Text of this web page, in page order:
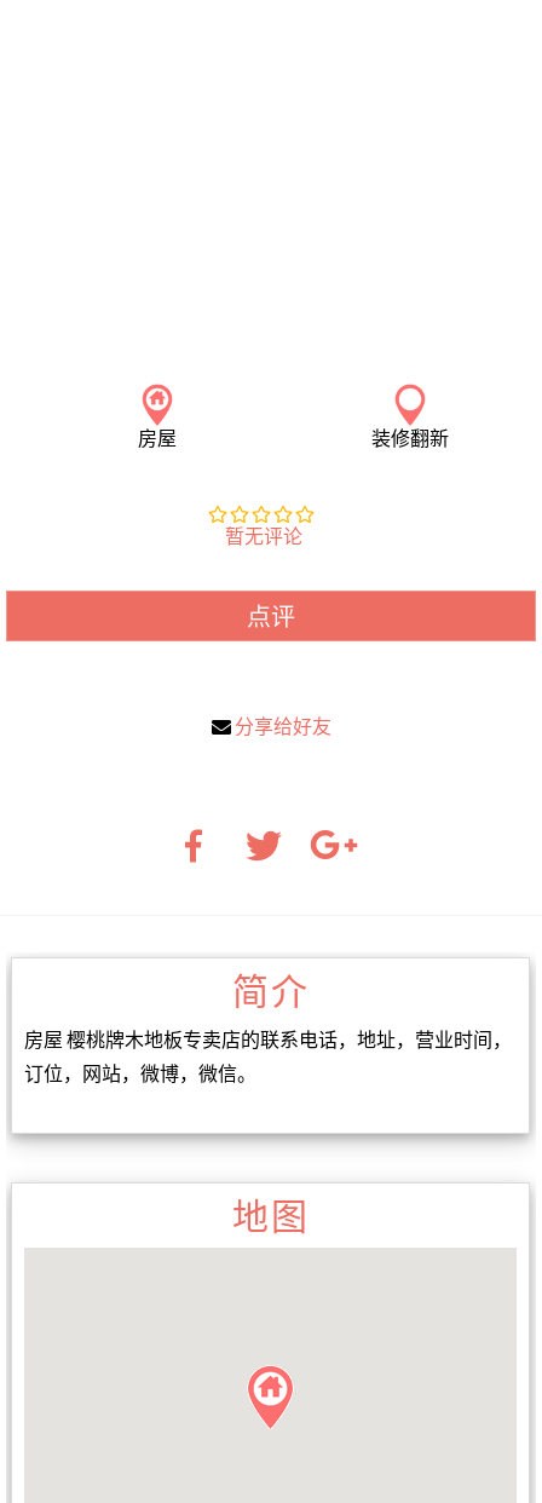
房屋 装修翻新
暂无评论
点评
分享给好友
简介
房屋 樱桃牌木地板专卖店的联系电话，地址，营业时间，
订位，网站，微博，微信。
地图